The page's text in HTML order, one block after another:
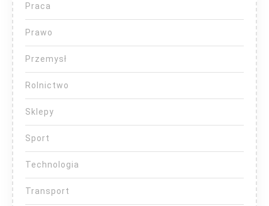
Praca
Prawo
Przemysł
Rolnictwo
Sklepy
Sport
Technologia
Transport